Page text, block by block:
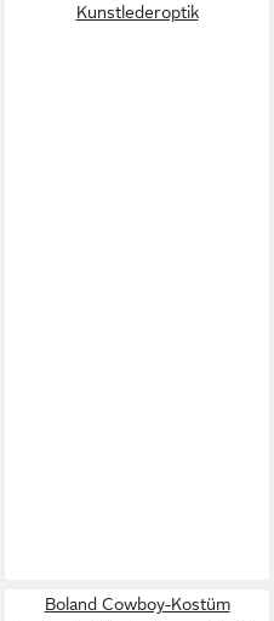
Kunstlederoptik
Boland Cowboy-Kostüm